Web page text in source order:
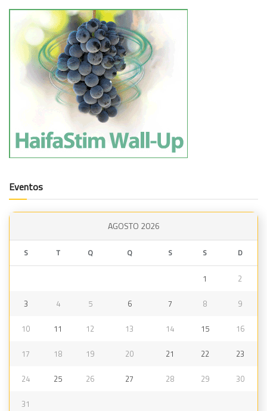
Eventos
AGOSTO 2026
S T Q Q S S D
1 2
3 4 5 6 7 8 9
10 11 12 13 14 15 16
17 18 19 20 21 22 23
24 25 26 27 28 29 30
31